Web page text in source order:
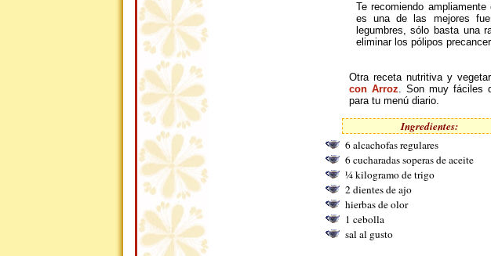
Te recomiendo
es una de las mejores
legumbres, sólo basta una
eliminar los pólipos
Otra receta nutritiva y
con Arroz. Son muy fáciles
para tu menú diario.
Ingredientes:
6 alcachofas regulares
6 cucharadas soperas de aceite
¼ kilogramo de trigo
2 dientes de ajo
hierbas de olor
1 cebolla
sal al gusto